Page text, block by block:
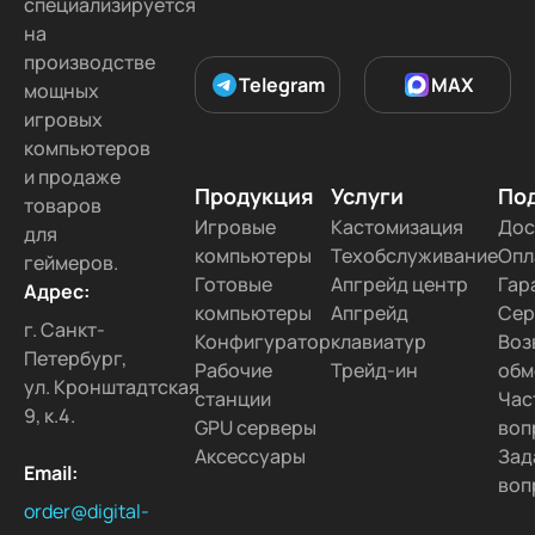
на
производстве
мощных
игровых
компьютеров
и продаже
товаров
для
геймеров.
Адрес:
г. Санкт-
Петербург,
ул. Кронштадтская
9, к.4.
Email:
order@digital-
Telegram MAX
Продукция
Игровые
компьютеры
Готовые
компьютеры
Конфигуратор
Рабочие
станции
GPU серверы
Аксессуары
Услуги
Кастомизация
Техобслуживание
Апгрейд центр
Апгрейд
клавиатур
Трейд-ин